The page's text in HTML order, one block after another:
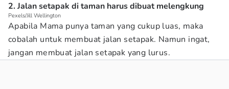
2. Jalan setapak di taman harus dibuat melengkung
Pexels/Jill Wellington
Apabila Mama punya taman yang cukup luas, maka
cobalah untuk membuat jalan setapak. Namun ingat,
jangan membuat jalan setapak yang lurus.